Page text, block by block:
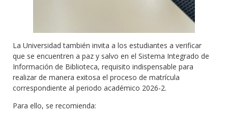
La Universidad también invita a los estudiantes a verificar
que se encuentren a paz y salvo en el Sistema Integrado de
Información de Biblioteca, requisito indispensable para
realizar de manera exitosa el proceso de matrícula
correspondiente al periodo académico 2026-2.
Para ello, se recomienda: